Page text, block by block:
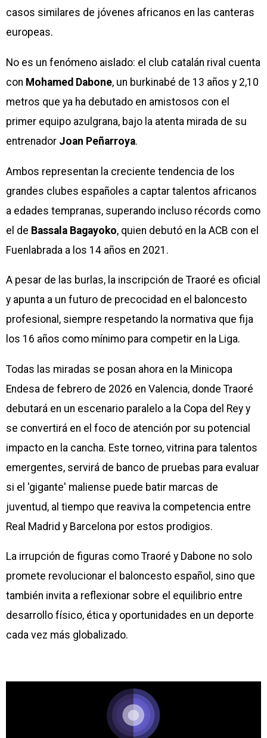
casos similares de jóvenes africanos en las canteras
europeas.
No es un fenómeno aislado: el club catalán rival cuenta
con Mohamed Dabone, un burkinabé de 13 años y 2,10
metros que ya ha debutado en amistosos con el
primer equipo azulgrana, bajo la atenta mirada de su
entrenador Joan Peñarroya.
Ambos representan la creciente tendencia de los
grandes clubes españoles a captar talentos africanos
a edades tempranas, superando incluso récords como
el de Bassala Bagayoko, quien debutó en la ACB con el
Fuenlabrada a los 14 años en 2021.
A pesar de las burlas, la inscripción de Traoré es oficial
y apunta a un futuro de precocidad en el baloncesto
profesional, siempre respetando la normativa que fija
los 16 años como mínimo para competir en la Liga.
Todas las miradas se posan ahora en la Minicopa
Endesa de febrero de 2026 en Valencia, donde Traoré
debutará en un escenario paralelo a la Copa del Rey y
se convertirá en el foco de atención por su potencial
impacto en la cancha. Este torneo, vitrina para talentos
emergentes, servirá de banco de pruebas para evaluar
si el 'gigante' maliense puede batir marcas de
juventud, al tiempo que reaviva la competencia entre
Real Madrid y Barcelona por estos prodigios.
La irrupción de figuras como Traoré y Dabone no solo
promete revolucionar el baloncesto español, sino que
también invita a reflexionar sobre el equilibrio entre
desarrollo físico, ética y oportunidades en un deporte
cada vez más globalizado.